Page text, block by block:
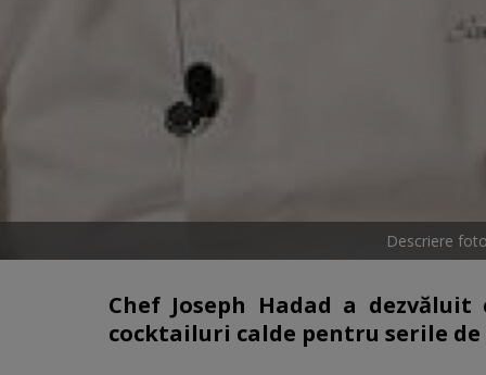
Descriere
Chef Joseph Hadad a
cocktailuri calde pentru serile